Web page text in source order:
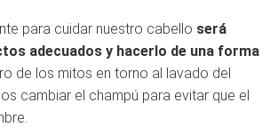
para cuidar nuestro cabello será
adecuados y hacerlo de una forma
de los mitos en torno al lavado del
cambiar el champú para evitar que el